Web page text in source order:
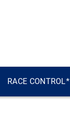
RACE CONTROL*